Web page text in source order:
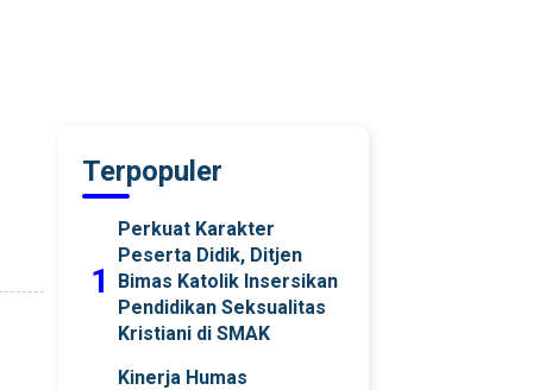
Terpopuler
1
Perkuat Karakter
Peserta Didik, Ditjen
Bimas Katolik Insersikan
Pendidikan Seksualitas
Kristiani di SMAK
Kinerja Humas